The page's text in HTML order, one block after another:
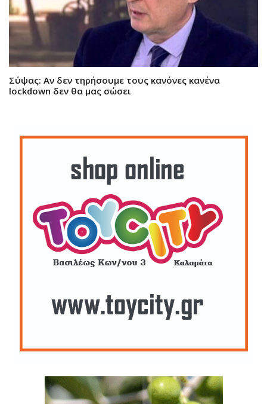
Σύψας: Αν δεν τηρήσουμε τους κανόνες κανένα
lockdown δεν θα μας σώσει